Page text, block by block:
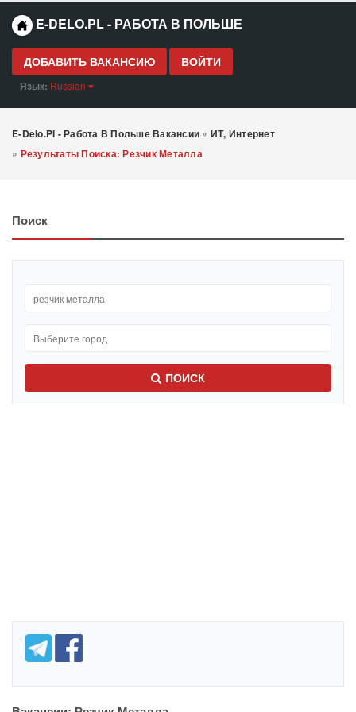
E-DELO.PL - РАБОТА В ПОЛЬШЕ
ДОБАВИТЬ ВАКАНСИЮ ВОЙТИ
Язык: Russian
E-Delo.pl - Работа В Польше Вакансии » ИТ, Интернет
» Результаты Поиска: Резчик Металла
Поиск
ПОИСК